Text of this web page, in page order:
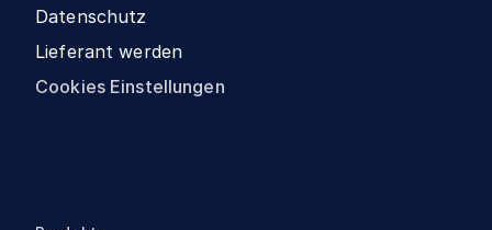
Datenschutz
Lieferant werden
Cookies Einstellungen